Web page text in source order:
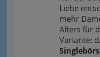
Liebe
mehr
Alters für
Variante: